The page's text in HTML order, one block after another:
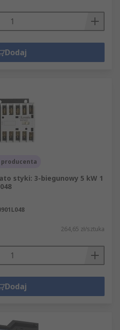
Dodaj
producenta
styki: 3-biegunowy 5 kW 1
264,65 zł/sztuka
Dodaj